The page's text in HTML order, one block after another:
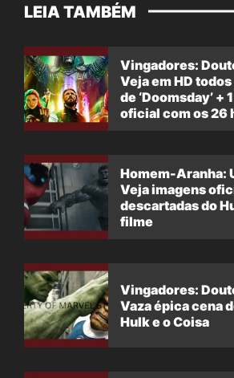
LEIA TAMBÉM
Vingadores:
Veja em HD
de ‘Doomsday’ +
oficial com os 26
Homem-Aranha:
Veja imagens
descartadas do
filme
Vingadores:
Vaza épica cena
Hulk e o Coisa